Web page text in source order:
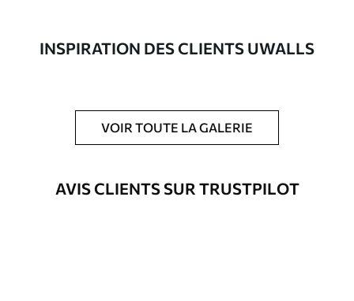
Possibilité d'ajouter un vernis
protecteur pour renforcer la durabilité
du tableau.
Matériaux disponibles
INSPIRATION DES CLIENTS UWALLS
VOIR TOUTE LA GALERIE
AVIS CLIENTS SUR TRUSTPILOT